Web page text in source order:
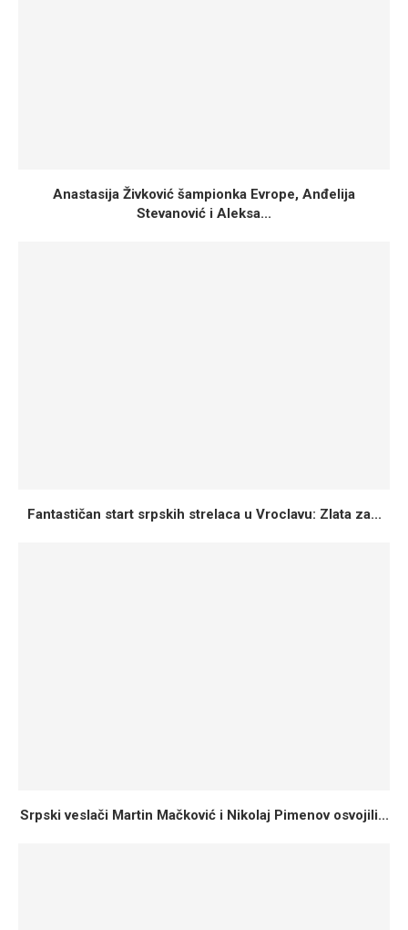
Anastasija Živković šampionka Evrope, Anđelija
Stevanović i Aleksa...
Fantastičan start srpskih strelaca u Vroclavu: Zlata za...
Srpski veslači Martin Mačković i Nikolaj Pimenov osvojili...